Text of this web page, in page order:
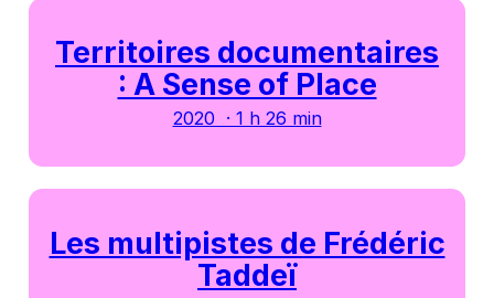
Territoires documentaires
: A Sense of Place
2020 · 1 h 26 min
Les multipistes de Frédéric
Taddeï